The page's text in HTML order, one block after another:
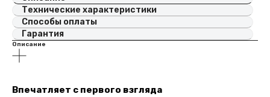
Технические характеристики
Способы оплаты
Гарантия
Описание
Впечатляет с первого взгляда